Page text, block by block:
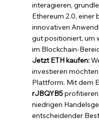
interagieren,
Ethereum 2.0, einer
innovativen
gut positioniert, um
im Blockchain-
Jetzt ETH kaufen:
investieren
Plattform. Mit dem
rJBQYB5 profitieren
niedrigen
entscheidender